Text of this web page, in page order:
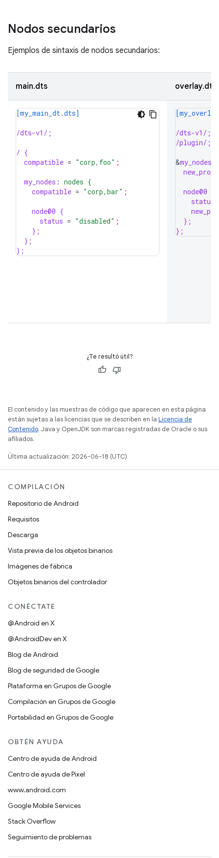
Nodos secundarios
Ejemplos de sintaxis de nodos secundarios:
main.dts overlay.dts
[my_main_dt.dts]
/dts-v1/;
/ {
compatible = "corp,foo" ;
my_nodes : nodes {
compatible = "corp,bar" ;
node@0 {
status = "disabled" ;
};
};
};
/dts-v1/;
/plugin/;
&my_nodes {
new_prop1
node@0 {
status
};
};
¿Te resultó útil?
El contenido y las muestras de código que aparecen en esta página
están sujetas a las licencias que se describen en la Licencia de
Contenido. Java y OpenJDK son marcas registradas de Oracle o sus
afiliados.
Última actualización: 2026-06-18 (UTC)
COMPILACIÓN
Repositorio de Android
Requisitos
Descarga
Vista previa de los objetos binarios
Imágenes de fábrica
Objetos binarios del controlador
CONÉCTATE
@Android en X
@AndroidDev en X
Blog de Android
Blog de seguridad de Google
Plataforma en Grupos de Google
Compilación en Grupos de Google
Portabilidad en Grupos de Google
OBTÉN AYUDA
Centro de ayuda de Android
Centro de ayuda de Pixel
www.android.com
Google Mobile Services
Stack Overflow
Seguimiento de problemas